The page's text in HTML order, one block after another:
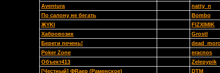
Aventura
natty_n
По салону не бегать
Bombo
ЖYKI
FIZXIMIK
Хабровозик
Grostl
Береги печень!
Poker Zone
eracnos
Объект413
Zelepypik
[Честный] ФRaер (Раменское)
DTM